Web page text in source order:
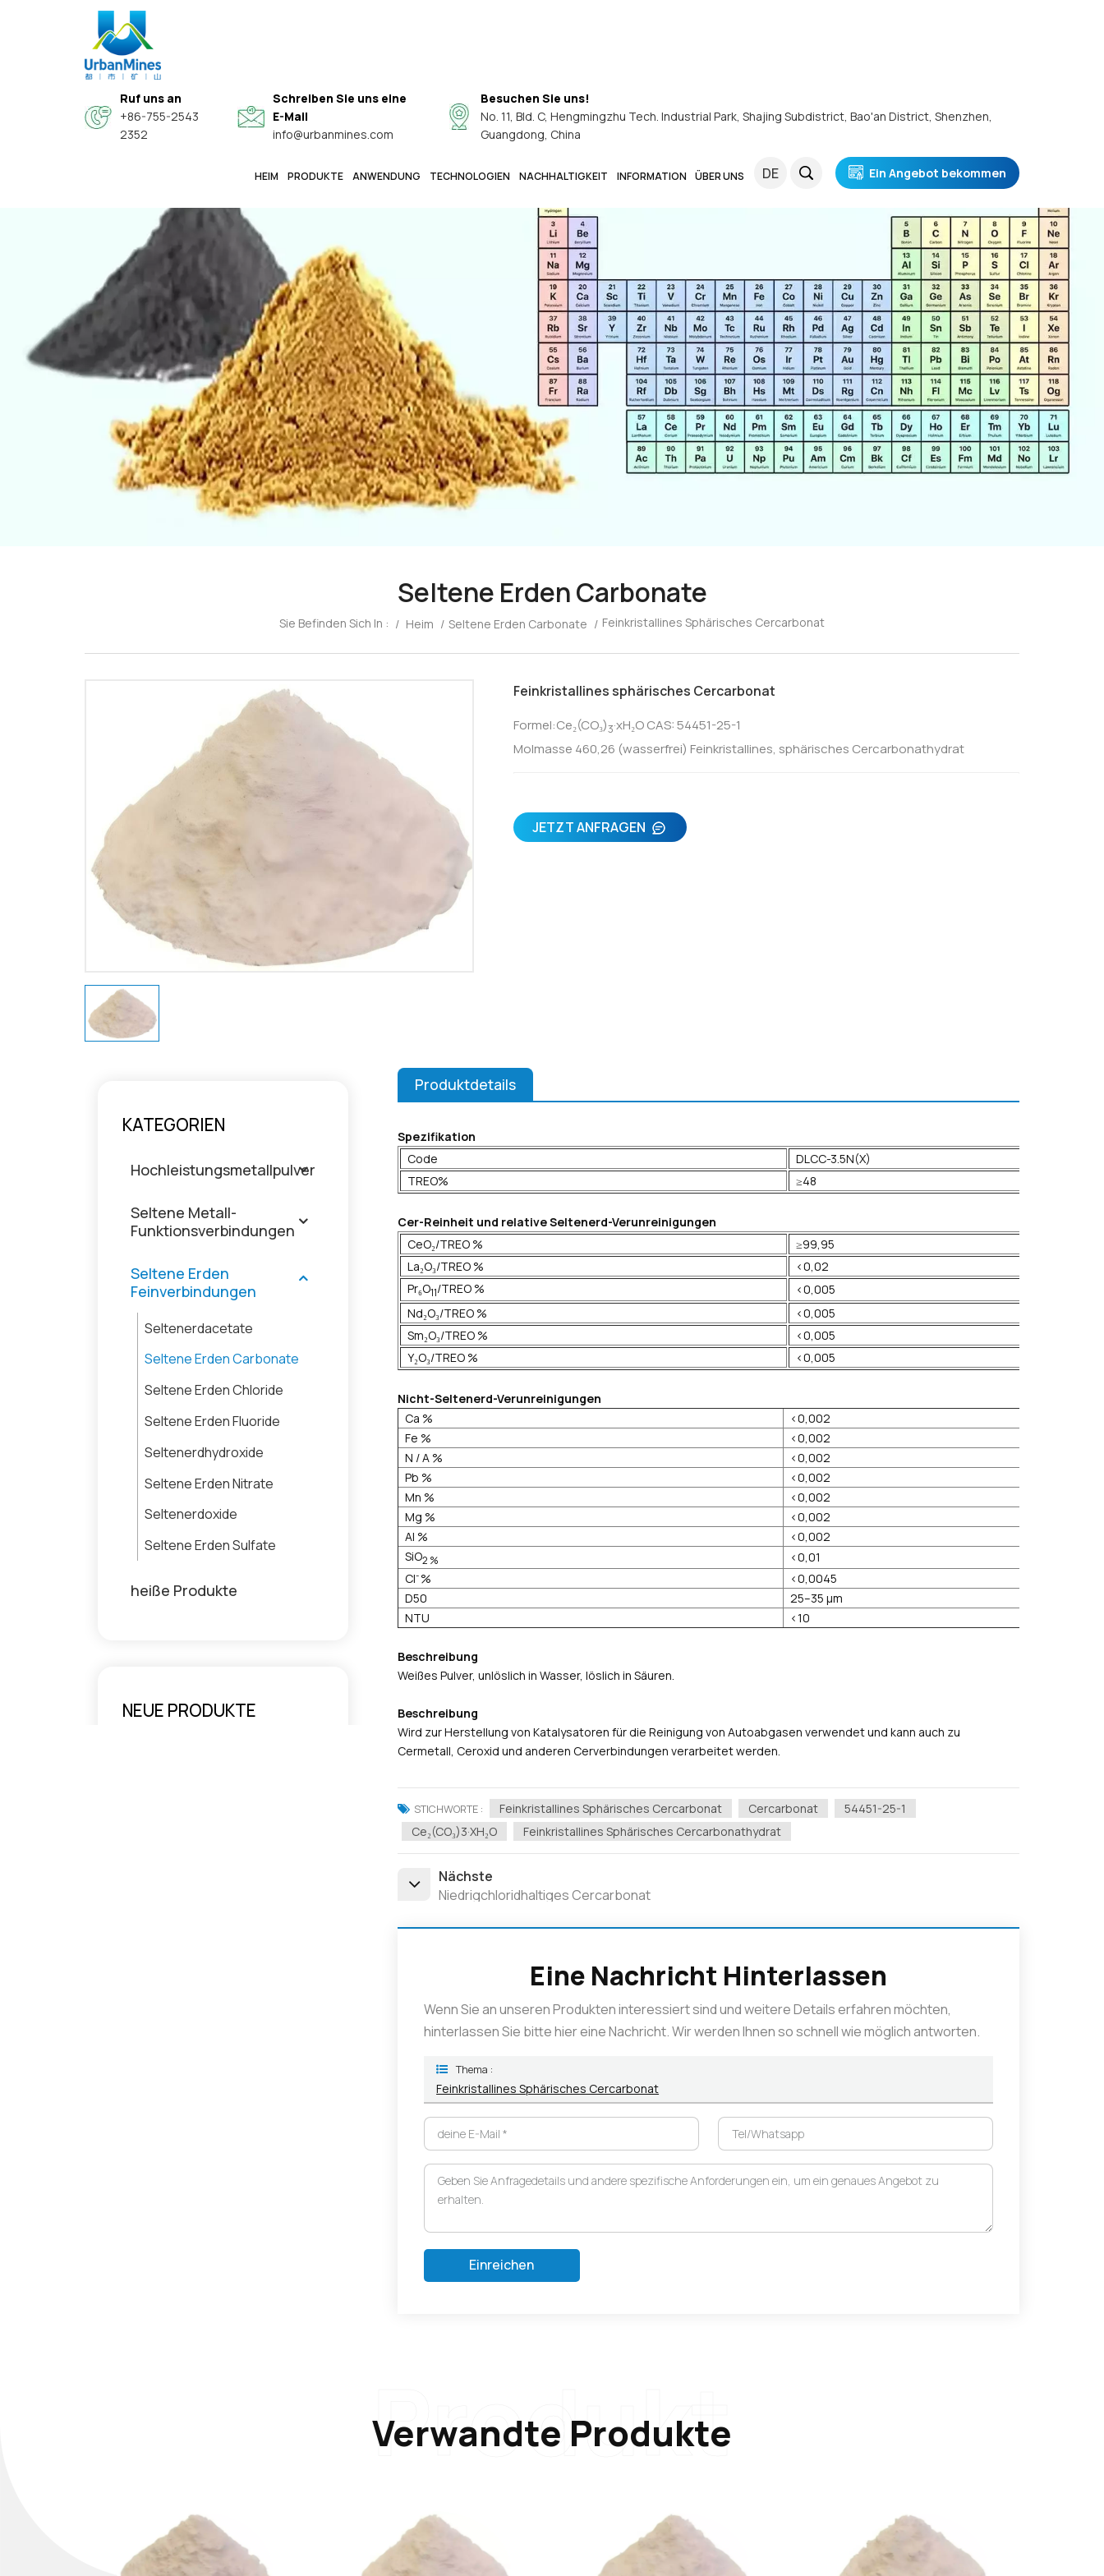
Ruf uns an
+86-755-2543
2352
Schreiben Sie uns eine
E-Mail
info@urbanmines.com
Besuchen Sie uns!
No. 11, Bld. C, Hengmingzhu Tech. Industrial Park, Shajing Subdistrict, Bao'an District, Shenzhen,
Guangdong, China
HEIM PRODUKTE ANWENDUNG TECHNOLOGIEN NACHHALTIGKEIT INFORMATION ÜBER UNS DE Ein Angebot bekommen
Seltene Erden Carbonate
Sie Befinden Sich In : / Heim / Seltene Erden Carbonate / Feinkristallines Sphärisches Cercarbonat
Feinkristallines sphärisches Cercarbonat
Formel:Ce₂(CO₃)3·xH₂O CAS: 54451-25-1
Molmasse 460,26 (wasserfrei) Feinkristallines, sphärisches Cercarbonathydrat
JETZT ANFRAGEN
Produktdetails
Spezifikation
Code
DLCC-3.5N(X)
TREO%
≥48
Cer-Reinheit und relative Seltenerd-Verunreinigungen
CeO₂/TREO %
≥99,95
La₂O₃/TREO %
<0,02
Pr₆O11/TREO %
<0,005
Nd₂O₃/TREO %
<0,005
Sm₂O₃/TREO %
<0,005
Y₂O₃/TREO %
<0,005
Nicht-Seltenerd-Verunreinigungen
Ca %
<0,002
Fe %
<0,002
N / A %
<0,002
Pb %
<0,002
Mn %
<0,002
Mg %
<0,002
Al %
<0,002
SiO2 %
<0,01
CI- %
<0,0045
D50
25–35 μm
NTU
<10
Beschreibung
Weißes Pulver, unlöslich in Wasser, löslich in Säuren.
Beschreibung
Wird zur Herstellung von Katalysatoren für die Reinigung von Autoabgasen verwendet und kann auch zu
Cermetall, Ceroxid und anderen Cerverbindungen verarbeitet werden.
STICHWORTE : Feinkristallines Sphärisches Cercarbonat Cercarbonat
54451-25-1
Ce₂(CO₃)3·xH₂O
Feinkristallines Sphärisches Cercarbonathydrat
Nächste
Niedrigchloridhaltiges Cercarbonat
Eine Nachricht Hinterlassen
Wenn Sie an unseren Produkten interessiert sind und weitere Details erfahren möchten,
hinterlassen Sie bitte hier eine Nachricht. Wir werden Ihnen so schnell wie möglich antworten.
Thema :
Feinkristallines Sphärisches Cercarbonat
Einreichen
KATEGORIEN
Hochleistungsmetallpulver
Seltene Metall-
Funktionsverbindungen
Seltene Erden
Feinverbindungen
Seltenerdacetate
Seltene Erden Carbonate
Seltene Erden Chloride
Seltene Erden Fluoride
Seltenerdhydroxide
Seltene Erden Nitrate
Seltenerdoxide
Seltene Erden Sulfate
heiße Produkte
NEUE PRODUKTE
Verwandte Produkte
Produkt